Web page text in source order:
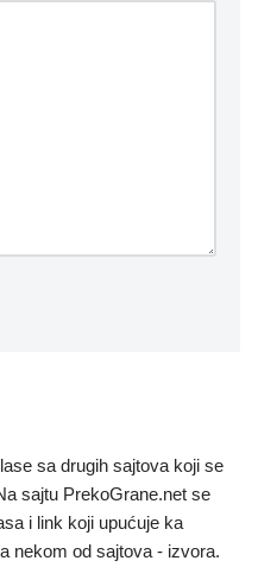
sa drugih sajtova koji se
sajtu PrekoGrane.net se
i link koji upućuje ka
nekom od sajtova - izvora.